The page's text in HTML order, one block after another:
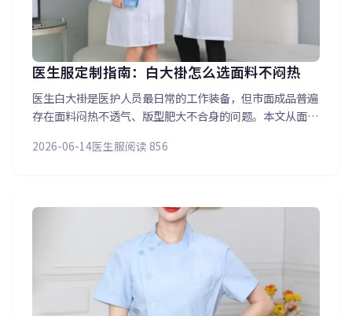
医生服定制指南：白大褂怎么选面料不闷热
医生白大褂是医护人员最日常的工作装备，但市面成品普遍
存在面料闷热不透气、版型肥大不合身的问题。本文从面料
领、单排扣/双排扣、中长款/长款）到团体定制流程，全面
2026-06-14医生服阅读 856